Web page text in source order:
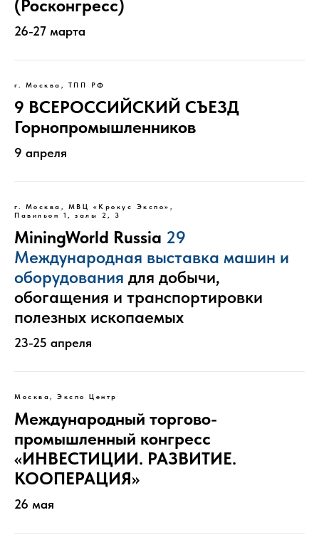
(Росконгресс)
26-27 марта
г. Москва, ТПП РФ
9 ВСЕРОССИЙСКИЙ СЪЕЗД
Горнопромышленников
9 апреля
г. Москва, МВЦ «Крокус Экспо»,
Павильон 1, залы 2, 3
MiningWorld Russia 29
Международная выставка машин и
оборудования для добычи,
обогащения и транспортировки
полезных ископаемых
23-25 апреля
Москва, Экспо Центр
Международный торгово-
промышленный конгресс
«ИНВЕСТИЦИИ. РАЗВИТИЕ.
КООПЕРАЦИЯ»
26 мая